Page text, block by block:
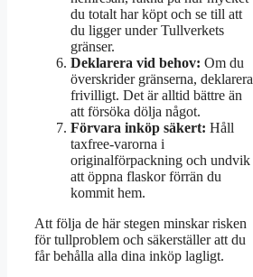
du totalt har köpt och se till att
du ligger under Tullverkets
gränser.
Deklarera vid behov: Om du
överskrider gränserna, deklarera
frivilligt. Det är alltid bättre än
att försöka dölja något.
Förvara inköp säkert: Håll
taxfree-varorna i
originalförpackning och undvik
att öppna flaskor förrän du
kommit hem.
Att följa de här stegen minskar risken
för tullproblem och säkerställer att du
får behålla alla dina inköp lagligt.